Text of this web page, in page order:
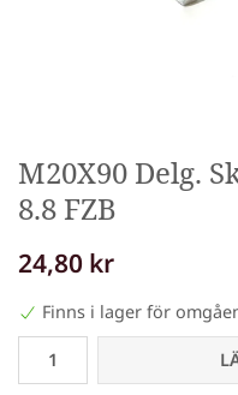
M20X90 Delg.
8.8 FZB
24,80 kr
Finns i lager för